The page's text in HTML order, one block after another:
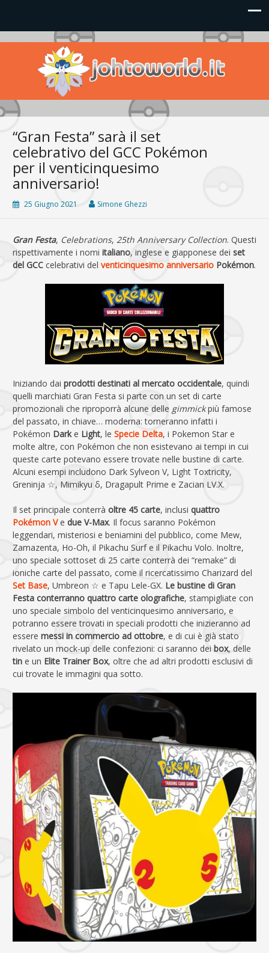
Johto World
Le novità più frizzanti dall'universo Pokémon e Nintendo
“Gran Festa” sarà il set
celebrativo del GCC Pokémon
per il venticinquesimo
anniversario!
25 Giugno 2021 Simone Ghezzi
Gran Festa, Celebrations, 25th Anniversary Collection. Questi
rispettivamente i nomi italiano, inglese e giapponese dei set
del GCC celebrativi del venticinquesimo anniversario Pokémon.
Iniziando dai prodotti destinati al mercato occidentale, quindi
quelli marchiati Gran Festa si parte con un set di carte
promozionali che riproporrà alcune delle gimmickpiù famose
del passato, in chiave… moderna: torneranno infatti i
Pokémon Darke Light, le Specie Delta, i Pokemon Star e
molte altre, con Pokémon che non esistevano ai tempi in cui
queste carte potevano essere trovate nelle bustine di carte.
Alcuni esempi includono Dark Sylveon V, Light Toxtricity,
Greninja ☆, Mimikyu δ, Dragapult Prime e Zacian LV.X.
Il set principale conterrà oltre 45 carte, inclusi quattro
Pokémon Ve due V-Max. Il focus saranno Pokémon
leggendari, misteriosi e beniamini del pubblico, come Mew,
Zamazenta, Ho-Oh, il Pikachu Surf e il Pikachu Volo. Inoltre,
uno speciale sottoset di 25 carte conterrà dei “remake” di
ioniche carte del passato, come il ricercatissimo Charizard del
Set Base, Umbreon ☆ e Tapu Lele-GX. Le bustine di Gran
Festa conterranno quattro carte olografiche, stampigliate con
uno speciale simbolo del venticinquesimo anniversario, e
potranno essere trovati in speciali prodotti che inizieranno ad
essere messi in commercio ad ottobre, e di cui è già stato
rivelato un mock-up delle confezioni: ci saranno dei box, delle
tin e un Elite Trainer Box, oltre che ad altri prodotti esclusivi di
cui trovate le immagini qua sotto.